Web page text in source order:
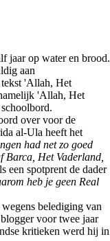
jaar op water en brood.
aan
tekst 'Allah, Het
'Allah, Het
over voor de
al-Ula heeft het
had net zo goed
Het Vaderland,
een spotprent de dader
heb je geen Real
belediging van
voor twee jaar
kritieken werd hij in